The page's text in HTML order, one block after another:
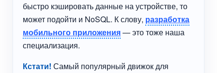
быстро кэшировать данные на устройстве, то
может подойти и NoSQL. К слову, разработка
мобильного приложения— это тоже наша
специализация.
Кстати! Самый популярный движок для